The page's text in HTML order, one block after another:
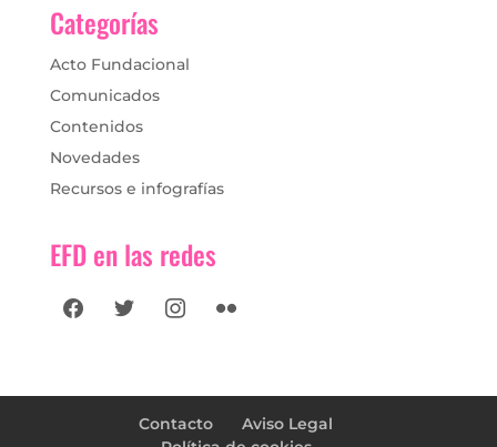
Categorías
Acto Fundacional
Comunicados
Contenidos
Novedades
Recursos e infografías
EFD en las redes
facebooktwitter instagram
Contacto
Aviso Legal